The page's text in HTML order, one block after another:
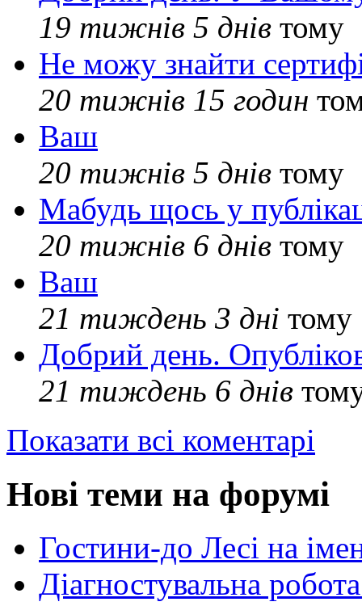
19 тижнів 5 днів тому
Не можу знайти
20 тижнів 15 годин
Ваш
20 тижнів 5 днів тому
Мабудь щось у
20 тижнів 6 днів тому
Ваш
21 тиждень 3 дні тому
Добрий день.
21 тиждень 6 днів
Показати всі коментарі
Нові теми на форумі
Гостини-до Лесі на
Діагностувальна